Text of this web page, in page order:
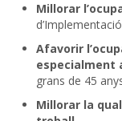
Millorar
Afavorir
especialment
grans de 45
Millorar la